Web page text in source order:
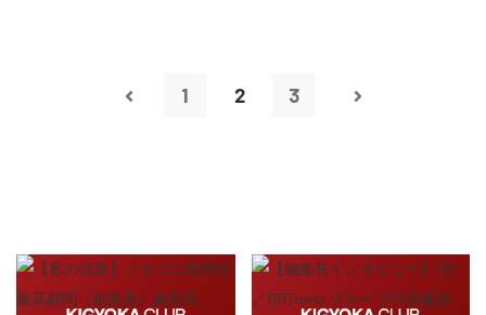
1 2 3